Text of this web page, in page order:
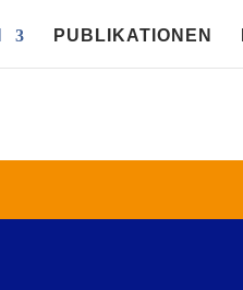
PUBLIKATIONEN